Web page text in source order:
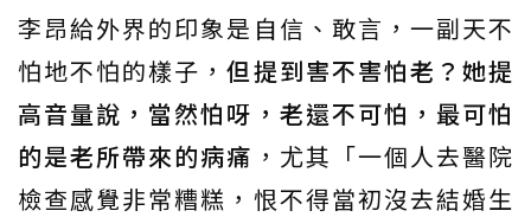
李昂給外界的印象是自信、敢言，一副天不
怕地不怕的樣子，但提到害不害怕老？她提
高音量說，當然怕呀，老還不可怕，最可怕
的是老所帶來的病痛 ，尤其「一個人去醫院
檢查感覺非常糟糕，恨不得當初沒去結婚生